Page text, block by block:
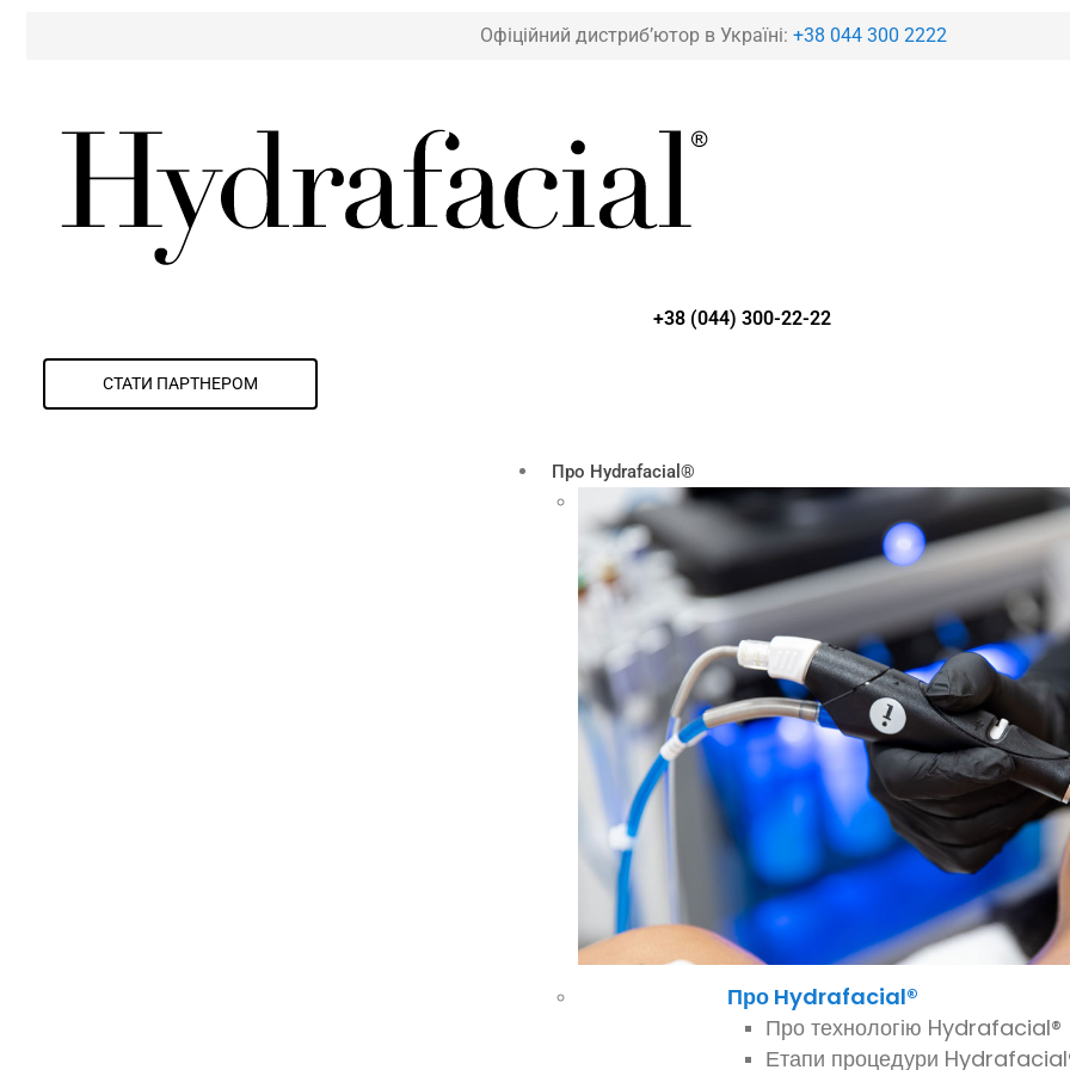
Офіційний дистриб’ютор в Україні: +38 044 300 2222
+38 (044) 300-22-22
СТАТИ ПАРТНЕРОМ
Про Hydrafacial®
Про Hydrafacial®
Про технологію Hydrafacial®
Етапи процедури